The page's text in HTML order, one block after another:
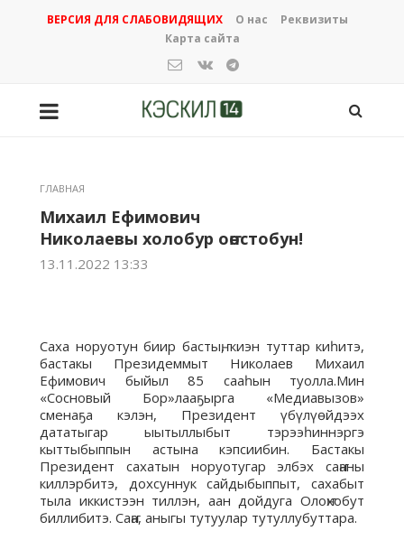
ВЕРСИЯ ДЛЯ СЛАБОВИДЯЩИХ О нас
Реквизиты
Карта сайта
ГЛАВНАЯ
Михаил Ефимович
Николаевы холобур оҥостобун!
13.11.2022 13:33
Саха норуотун биир бастыҥ, киэн туттар киһитэ,
бастакы Президеммыт Николаев Михаил
Ефимович быйыл 85 сааһын туолла.Мин
«Сосновый Бор»лааҕырга «Медиавызов»
сменаҕа кэлэн, Президент үбүлүөйдээх
дататыгар ыытыллыбыт тэрээһиннэргэ
кыттыбыппын астына кэпсиибин. Бастакы
Президент сахатын норуотугар элбэх саҥаны
киллэрбитэ, дохсуннук сайдыбыппыт, сахабыт
тыла иккистээн тиллэн, аан дойдуга Олоҥхобут
биллибитэ. Саҥа, аныгы тутуулар тутуллубуттара.